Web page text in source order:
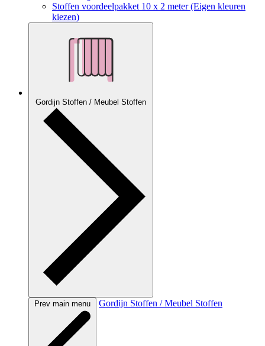
Stoffen voordeelpakket 10 x 2 meter (Eigen kleuren
kiezen)
Gordijn Stoffen / Meubel Stoffen
Prev main menu Gordijn Stoffen / Meubel Stoffen